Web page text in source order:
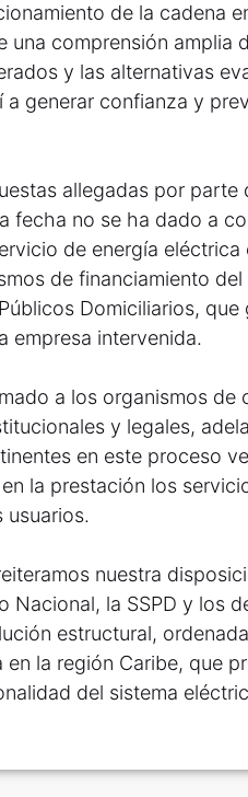
de la cadena
una comprensión amplia
y las alternativas
generar confianza y
allegadas por parte
fecha no se ha dado a
de energía eléctrica
de financiamiento
Domiciliarios, que
empresa intervenida.
a los organismos de
y legales,
en este proceso
la prestación los
usuarios.
nuestra
Nacional, la SSPD y los
estructural,
la región Caribe, que
del sistema